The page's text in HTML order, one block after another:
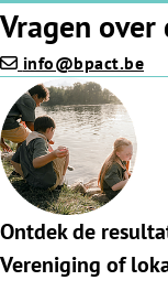
Vragen over
info@bpact.be
Ontdek de
Vereniging of